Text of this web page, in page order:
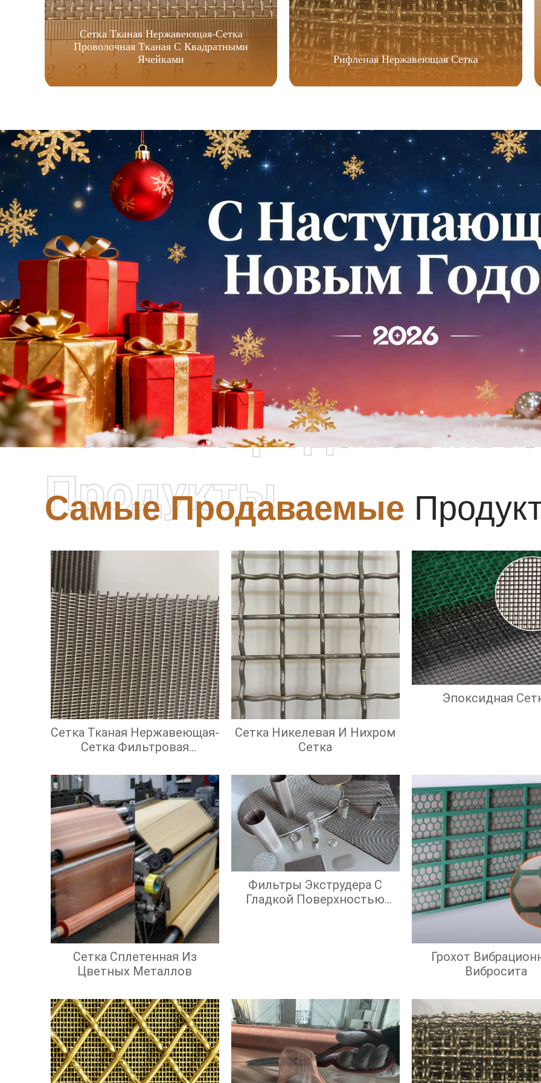
Сетка Тканая Нержавеющая-Сетка
Проволочная Тканая С Квадратными
Ячейками
Рифленая Нержавеющая Сетка
Самые Продаваемые
Самые Продаваемые
Продукты
Сетка Тканая Нержавеющая-
Сетка Фильтровая
Сетка Никелевая И Нихром
Сетка
Эпоксидная
Сетка Сплетенная Из
Цветных Металлов
Фильтры Экструдера С
Гладкой Поверхностью
Грохот
Вибросита